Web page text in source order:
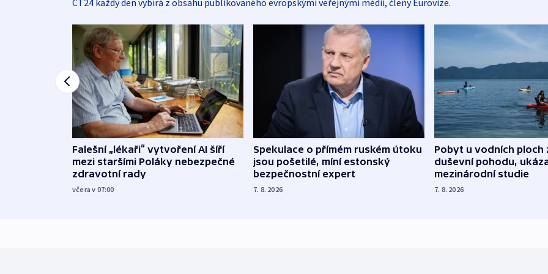
Falešní „lékaři“ vytvoření AI šíří
mezi staršími Poláky nebezpečné
zdravotní rady
včera v 07:00
Spekulace o přímém ruském útoku
jsou pošetilé, míní estonský
bezpečnostní expert
7. 8. 2026
Pobyt u vodních ploch
duševní pohodu,
mezinárodní studie
7. 8. 2026